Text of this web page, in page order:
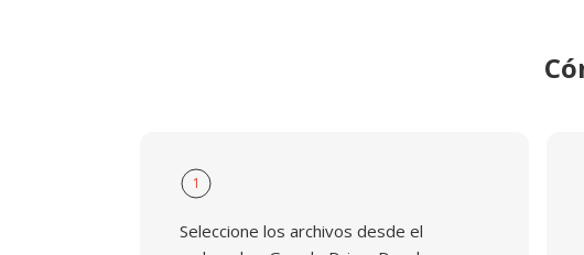
1
Seleccione los archivos desde el